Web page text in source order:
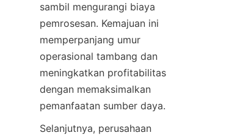
sambil mengurangi biaya
pemrosesan. Kemajuan ini
memperpanjang umur
operasional tambang dan
meningkatkan profitabilitas
dengan memaksimalkan
Selanjutnya, perusahaan